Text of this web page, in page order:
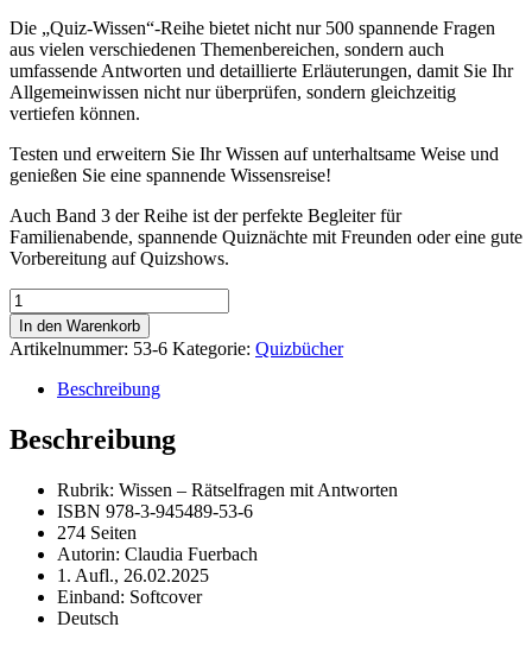
Die „Quiz-Wissen“-Reihe bietet nicht nur 500 spannende Fragen
aus vielen verschiedenen Themenbereichen, sondern auch
umfassende Antworten und detaillierte Erläuterungen, damit Sie Ihr
Allgemeinwissen nicht nur überprüfen, sondern gleichzeitig
vertiefen können.
Testen und erweitern Sie Ihr Wissen auf unterhaltsame Weise und
genießen Sie eine spannende Wissensreise!
Auch Band 3 der Reihe ist der perfekte Begleiter für
Familienabende, spannende Quiznächte mit Freunden oder eine gute
Vorbereitung auf Quizshows.
Quiz-
Wissen
-
Band
Menge
In den Warenkorb
Artikelnummer: 53-6 Kategorie: Quizbücher
Beschreibung
Beschreibung
Rubrik: Wissen – Rätselfragen mit Antworten
ISBN 978-3-945489-53-6
274 Seiten
Autorin: Claudia Fuerbach
1. Aufl., 26.02.2025
Einband: Softcover
Deutsch